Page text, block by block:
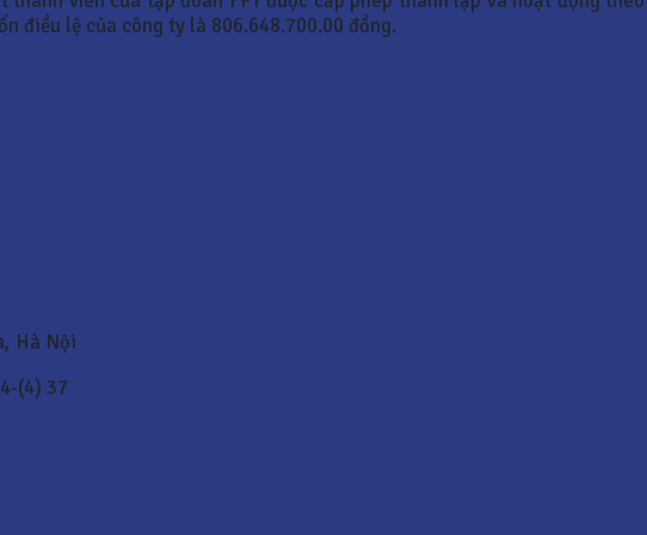
điều lệ của công ty là 806.648.700.00 đồng.
Hà Nội
(4) 37